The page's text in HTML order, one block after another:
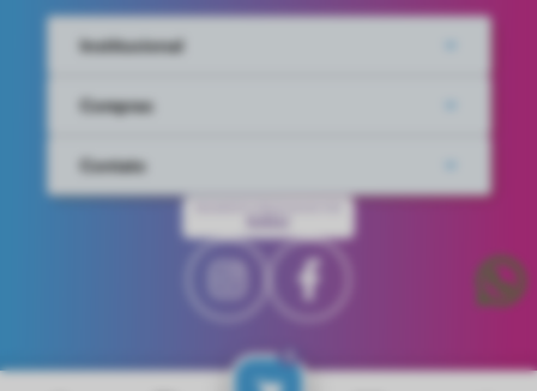
Institucional
Compras
Contato